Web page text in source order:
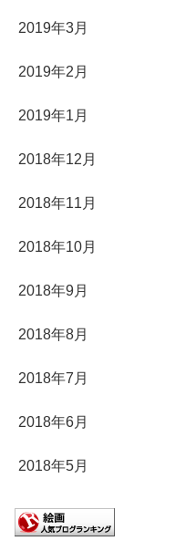
2019年3月
2019年2月
2019年1月
2018年12月
2018年11月
2018年10月
2018年9月
2018年8月
2018年7月
2018年6月
2018年5月